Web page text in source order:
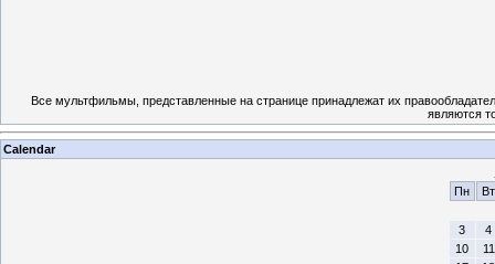
Все мультфильмы, представленные на странице принадлежат их
являются
Calendar
Пн
Вт
3
4
10
11